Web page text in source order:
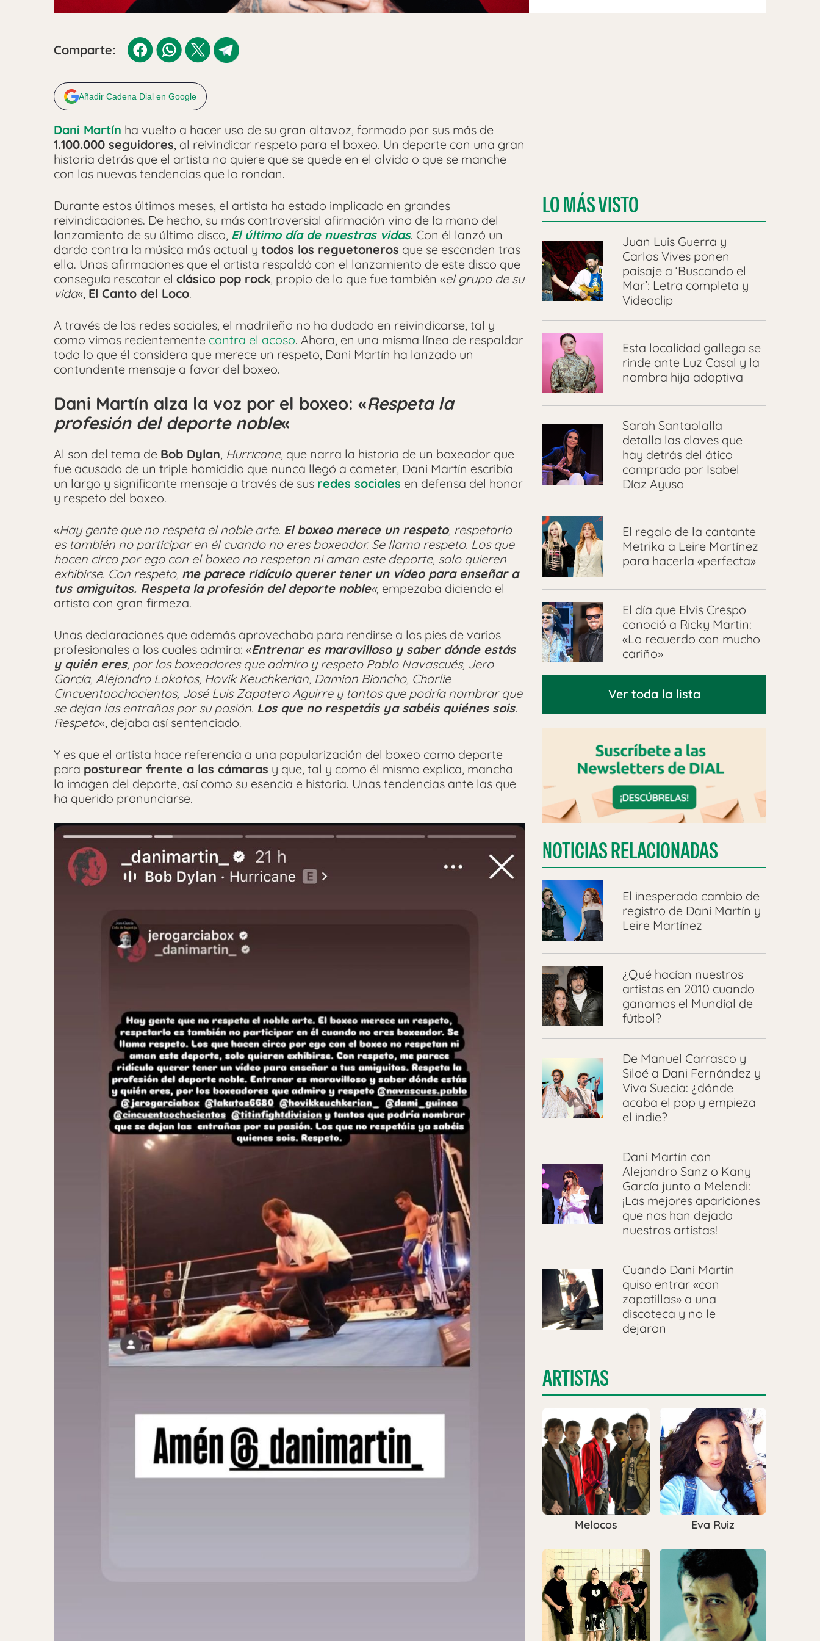
Comparte:
Añadir Cadena Dial en Google
Dani Martín ha vuelto a hacer uso de su gran altavoz, formado por sus más de
1.100.000 seguidores, al reivindicar respeto para el boxeo. Un deporte con una gran
historia detrás que el artista no quiere que se quede en el olvido o que se manche
con las nuevas tendencias que lo rondan.
Durante estos últimos meses, el artista ha estado implicado en grandes
reivindicaciones. De hecho, su más controversial afirmación vino de la mano del
lanzamiento de su último disco, El último día de nuestras vidas. Con él lanzó un
dardo contra la música más actual y todos los reguetoneros que se esconden tras
ella. Unas afirmaciones que el artista respaldó con el lanzamiento de este disco que
conseguía rescatar el clásico pop rock, propio de lo que fue también «el grupo de su
vida«, El Canto del Loco.
A través de las redes sociales, el madrileño no ha dudado en reivindicarse, tal y
como vimos recientemente contra el acoso. Ahora, en una misma línea de respaldar
todo lo que él considera que merece un respeto, Dani Martín ha lanzado un
contundente mensaje a favor del boxeo.
Dani Martín alza la voz por el boxeo: «Respeta la
profesión del deporte noble«
Al son del tema de Bob Dylan, Hurricane, que narra la historia de un boxeador que
fue acusado de un triple homicidio que nunca llegó a cometer, Dani Martín escribía
un largo y significante mensaje a través de sus redes sociales en defensa del honor
y respeto del boxeo.
«Hay gente que no respeta el noble arte. El boxeo merece un respeto, respetarlo
es también no participar en él cuando no eres boxeador. Se llama respeto. Los que
hacen circo por ego con el boxeo no respetan ni aman este deporte, solo quieren
exhibirse. Con respeto, me parece ridículo querer tener un vídeo para enseñar a
tus amiguitos. Respeta la profesión del deporte noble«, empezaba diciendo el
artista con gran firmeza.
Unas declaraciones que además aprovechaba para rendirse a los pies de varios
profesionales a los cuales admira: «Entrenar es maravilloso y saber dónde estás
y quién eres, por los boxeadores que admiro y respeto Pablo Navascués, Jero
García, Alejandro Lakatos, Hovik Keuchkerian, Damian Biancho, Charlie
Cincuentaochocientos, José Luis Zapatero Aguirre y tantos que podría nombrar que
se dejan las entrañas por su pasión. Los que no respetáis ya sabéis quiénes sois.
Respeto«, dejaba así sentenciado.
Y es que el artista hace referencia a una popularización del boxeo como deporte
para posturear frente a las cámaras y que, tal y como él mismo explica, mancha
la imagen del deporte, así como su esencia e historia. Unas tendencias ante las que
ha querido pronunciarse.
LO MÁS VISTO
Juan Luis Guerra y
Carlos Vives ponen
paisaje a ‘Buscando el
Mar’: Letra completa y
Videoclip
Esta localidad gallega se
rinde ante Luz Casal y la
nombra hija adoptiva
Sarah Santaolalla
detalla las claves que
hay detrás del ático
comprado por Isabel
Díaz Ayuso
El regalo de la cantante
Metrika a Leire Martínez
para hacerla «perfecta»
El día que Elvis Crespo
conoció a Ricky Martin:
«Lo recuerdo con mucho
cariño»
Ver toda la lista
NOTICIAS RELACIONADAS
El inesperado cambio de
registro de Dani Martín y
Leire Martínez
¿Qué hacían nuestros
artistas en 2010 cuando
ganamos el Mundial de
fútbol?
De Manuel Carrasco y
Siloé a Dani Fernández y
Viva Suecia: ¿dónde
acaba el pop y empieza
el indie?
Dani Martín con
Alejandro Sanz o Kany
García junto a Melendi:
¡Las mejores apariciones
que nos han dejado
nuestros artistas!
Cuando Dani Martín
quiso entrar «con
zapatillas» a una
discoteca y no le
dejaron
ARTISTAS
Melocos Eva Ruiz